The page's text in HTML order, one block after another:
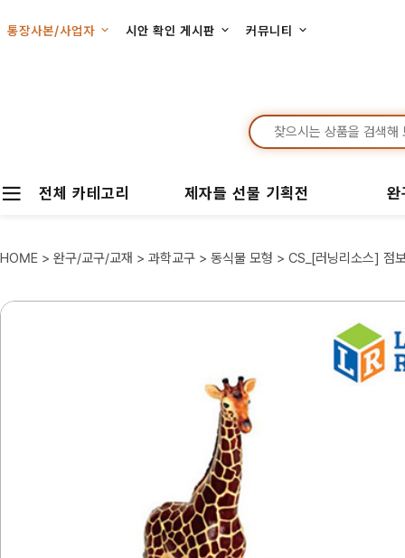
통장사본/사업자 시안 확인 게시판 커뮤니티
전체 카테고리 제자들 선물 기획전
HOME > 완구/교구/교재 > 과학교구 > 동식물 모형 > CS_[러닝리소스] 점